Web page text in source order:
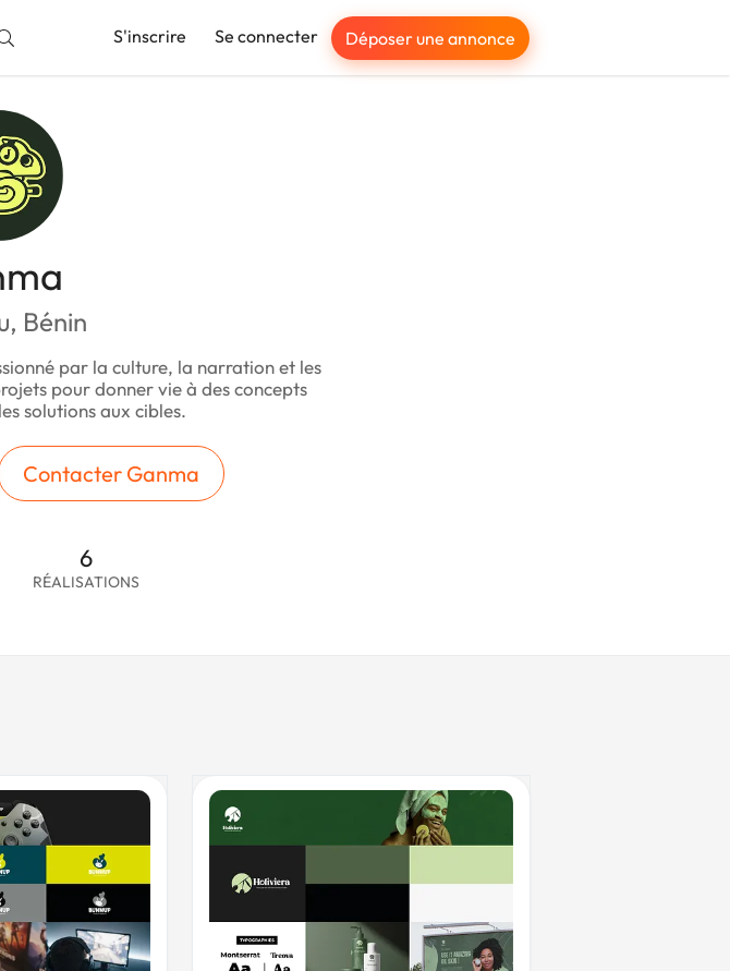
S'inscrire Se connecter Déposer une annonce
Bénin
par la culture, la narration et les
pour donner vie à des concepts
solutions aux cibles.
Contacter Ganma
6
RÉALISATIONS